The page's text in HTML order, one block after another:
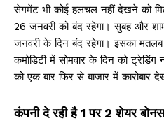
सेगमेंट भी कोई हलचल नहीं देखने को
26 जनवरी को बंद रहेगा। सुबह और
जनवरी के दिन बंद रहेगा। इसका
कमोडिटी में सोमवार के दिन को
को एक बार फिर से बाजार में कारोबार
कंपनी दे रही है 1 पर 2 शेयर